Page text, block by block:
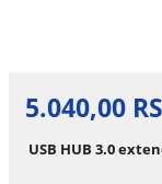
5.040,00
USB HUB 3.0